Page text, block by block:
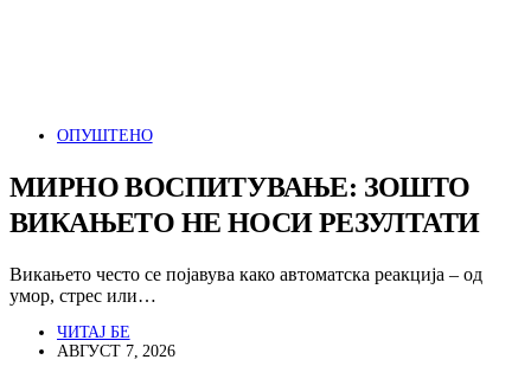
ОПУШТЕНО
МИРНО ВОСПИТУВАЊЕ: ЗОШТО
ВИКАЊЕТО НЕ НОСИ РЕЗУЛТАТИ
Викањето често се појавува како автоматска реакција – од
умор, стрес или…
ЧИТАЈ БЕ
АВГУСТ 7, 2026